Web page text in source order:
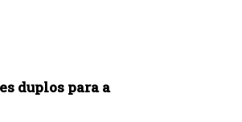
duplos para a